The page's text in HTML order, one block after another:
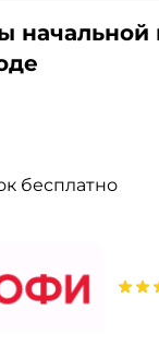
бесплатно